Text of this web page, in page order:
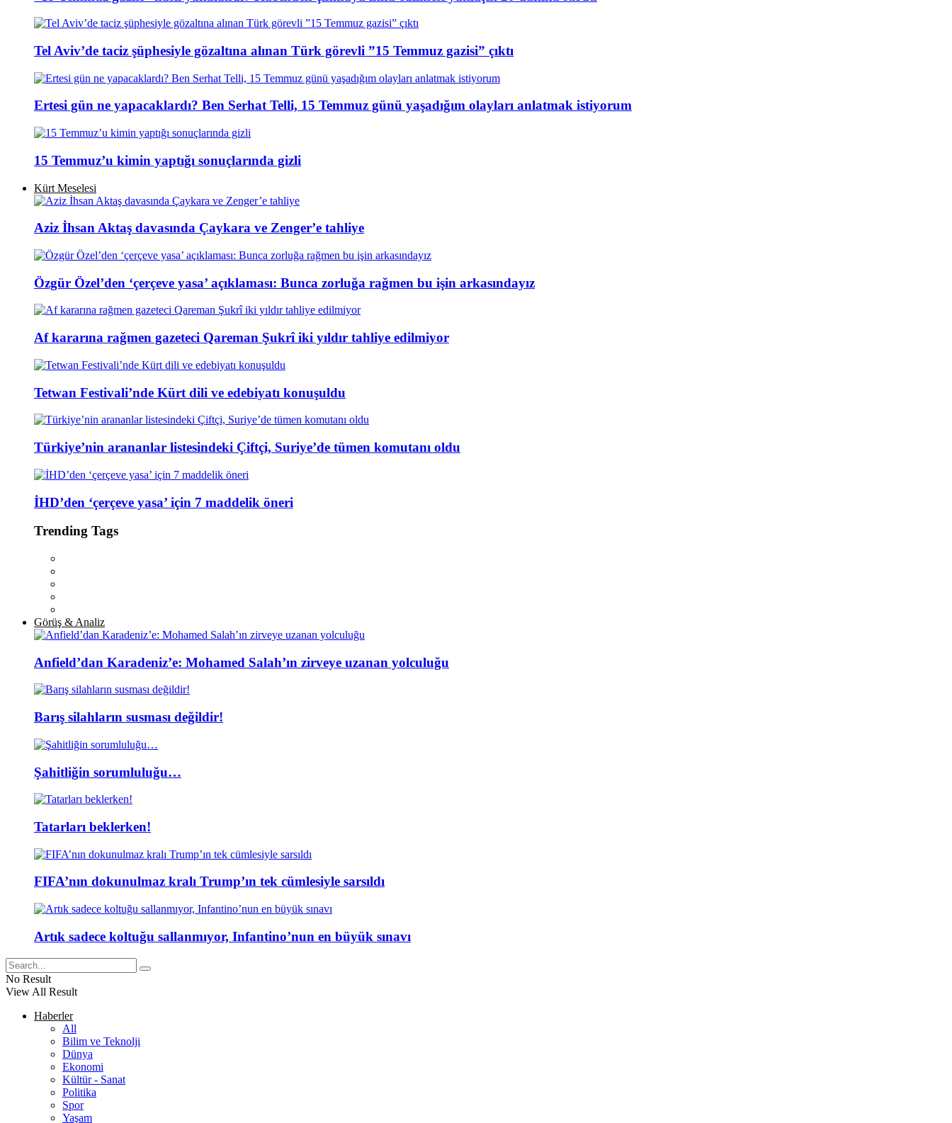
Tel Aviv’de taciz şüphesiyle gözaltına alınan Türk görevli ”15 Temmuz gazisi” çıktı
Ertesi gün ne yapacaklardı? Ben Serhat Telli, 15 Temmuz günü yaşadığım olayları anlatmak istiyorum
15 Temmuz’u kimin yaptığı sonuçlarında gizli
Kürt Meselesi
Aziz İhsan Aktaş davasında Çaykara ve Zenger’e tahliye
Özgür Özel’den ‘çerçeve yasa’ açıklaması: Bunca zorluğa rağmen bu işin arkasındayız
Af kararına rağmen gazeteci Qareman Şukrî iki yıldır tahliye edilmiyor
Tetwan Festivali’nde Kürt dili ve edebiyatı konuşuldu
Türkiye’nin arananlar listesindeki Çiftçi, Suriye’de tümen komutanı oldu
İHD’den ‘çerçeve yasa’ için 7 maddelik öneri
Trending Tags
Görüş & Analiz
Anfield’dan Karadeniz’e: Mohamed Salah’ın zirveye uzanan yolculuğu
Barış silahların susması değildir!
Şahitliğin sorumluluğu…
Tatarları beklerken!
FIFA’nın dokunulmaz kralı Trump’ın tek cümlesiyle sarsıldı
Artık sadece koltuğu sallanmıyor, Infantino’nun en büyük sınavı
No Result
View All Result
Haberler
All
Bilim ve Teknolji
Dünya
Ekonomi
Kültür - Sanat
Politika
Spor
Yaşam